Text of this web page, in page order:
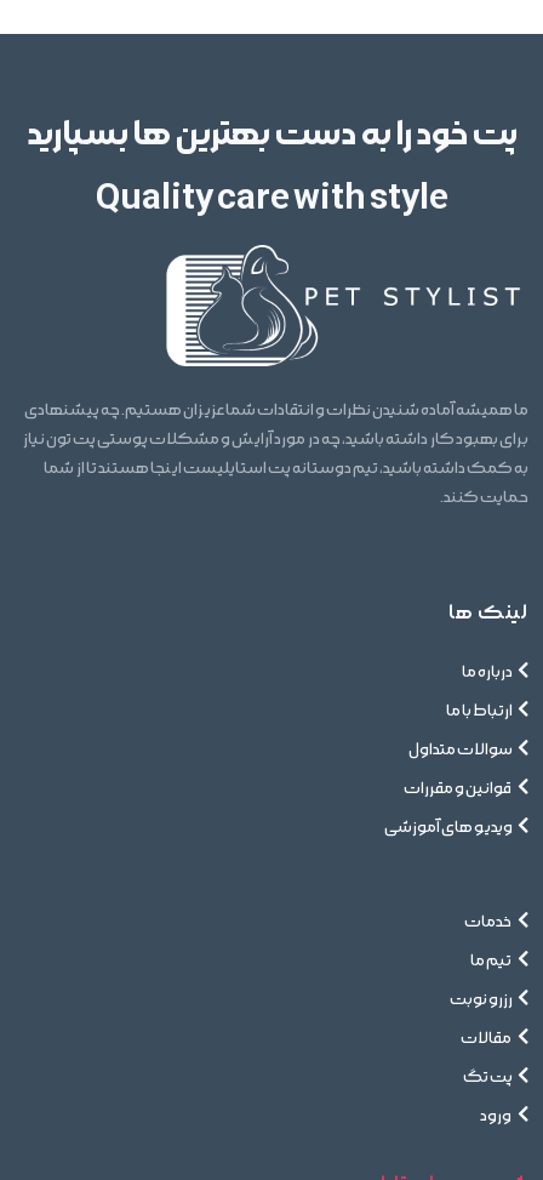
پت خود را به دست بهترین ها بسپارید
Quality care with style
ما همیشه آماده شنیدن نظرات و انتقادات شما عزیزان هستیم. چه پیشنهادی
برای بهبود کار داشته باشید، چه در مورد آرایش و مشکلات پوستی پت تون نیاز
به کمک داشته باشید، تیم دوستانه پت استایلیست اینجا هستند تا از شما
حمایت کنند.
لینک ها
درباره ما
ارتباط با ما
سوالات متداول
قوانین و مقررات
ویدیو های آموزشی
خدمات
تیم ما
رزرو نوبت
مقالات
پت تگ
ورود